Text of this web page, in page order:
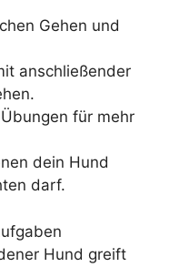
Gehen und
anschließender
für mehr
dein Hund
darf.
Hund greift